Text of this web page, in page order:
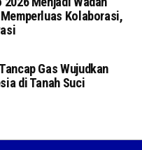
Kolaborasi,
Gas Wujudkan
di Tanah Suci